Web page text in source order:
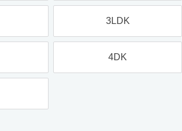
3LDK
4DK